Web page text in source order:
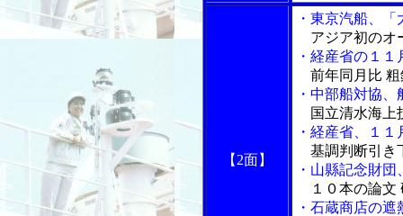
【2面】
・東京汽船、
アジア初のオ
・経産省の１
前年同月比
・中部船対協
国立清水海上
・経産省、１
基調判断引き
・山縣記念財
１０本の論文
・石蔵商店の